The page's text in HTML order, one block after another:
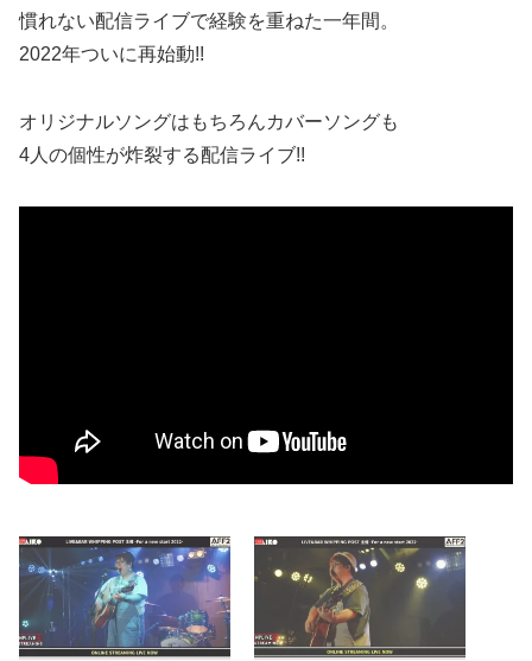
慣れない配信ライブで経験を重ねた一年間。
2022年ついに再始動!!
オリジナルソングはもちろんカバーソングも
4人の個性が炸裂する配信ライブ!!